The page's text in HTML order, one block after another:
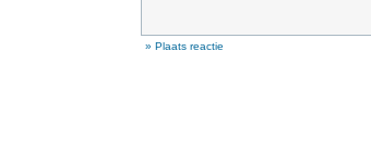
» Plaats reactie